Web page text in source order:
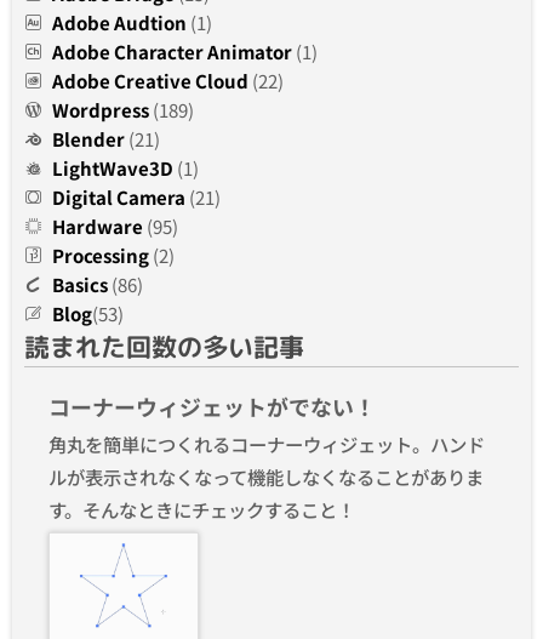
Adobe Audtion (1)
Adobe Character Animator(1)
Adobe Creative Cloud (22)
Wordpress(189)
Blender(21)
LightWave3D (1)
Digital Camera (21)
Hardware (95)
Processing(2)
Basics(86)
Blog(53)
読まれた回数の多い記事
コーナーウィジェットがでない！
角丸を簡単につくれるコーナーウィジェット。ハンド
ルが表示されなくなって機能しなくなることがありま
す。そんなときにチェックすること！